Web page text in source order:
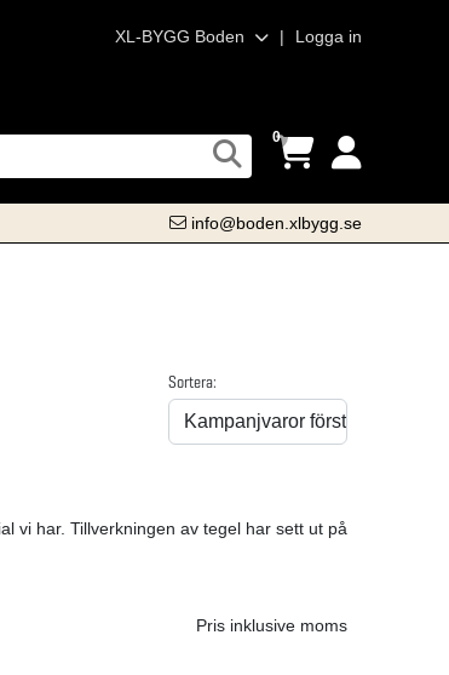
XL-BYGG Boden | Logga in
0
info@boden.xlbygg.se
Sortera:
vi har. Tillverkningen av tegel har sett ut på
Pris inklusive moms